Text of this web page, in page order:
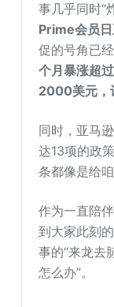
事几乎同时“
Prime会员
促的号角已
个月暴涨超
2000美元，
同时，亚马
达13项的政
条都像是给
作为一直陪
到大家此刻
事的“来龙去
怎么办”。